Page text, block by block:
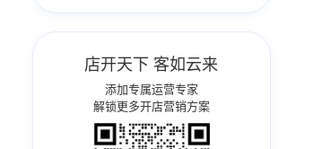
店开天下 客如云来
添加专属运营专家
解锁更多开店营销方案